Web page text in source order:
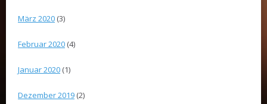
März 2020 (3)
Februar 2020 (4)
Januar 2020 (1)
Dezember 2019 (2)